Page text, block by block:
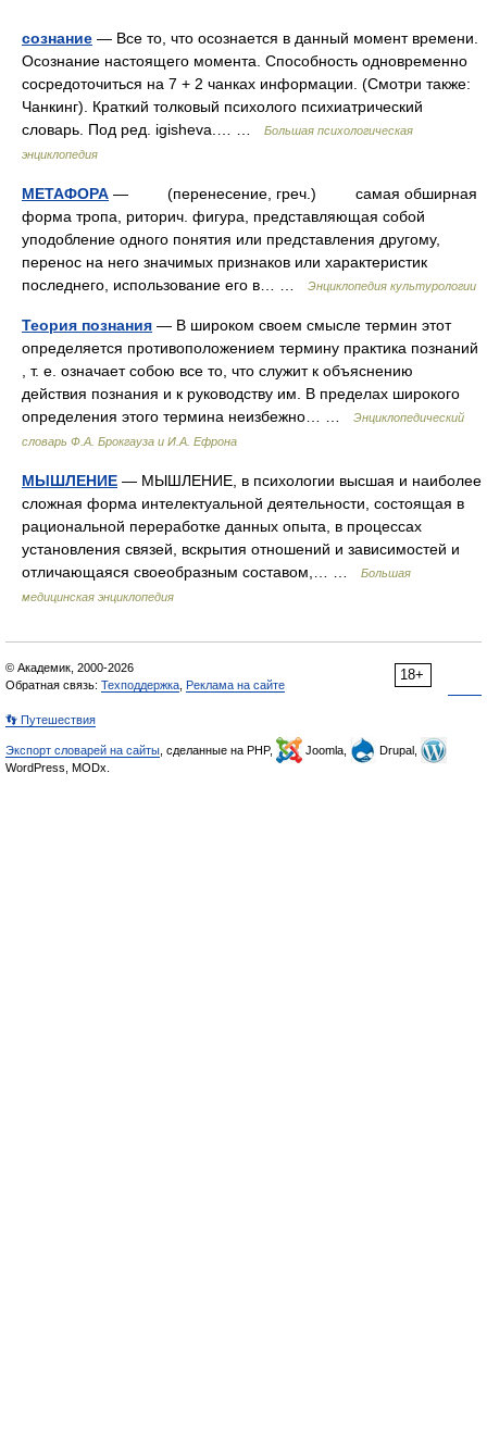
сознание — Все то, что осознается в данный момент времени.
Осознание настоящего момента. Способность одновременно
сосредоточиться на 7 + 2 чанках информации. (Смотри также:
Чанкинг). Краткий толковый психолого психиатрический
словарь. Под ред. igisheva.… …
Большая психологическая
энциклопедия
МЕТАФОРА — (перенесение, греч.) самая обширная
форма тропа, риторич. фигура, представляющая собой
уподобление одного понятия или представления другому,
перенос на него значимых признаков или характеристик
последнего, использование его в… …
Энциклопедия культурологии
Теория познания — В широком своем смысле термин этот
определяется противоположением термину практика познаний
, т. е. означает собою все то, что служит к объяснению
действия познания и к руководству им. В пределах широкого
определения этого термина неизбежно… …
Энциклопедический
словарь Ф.А. Брокгауза и И.А. Ефрона
МЫШЛЕНИЕ — МЫШЛЕНИЕ, в психологии высшая и наиболее
сложная форма интелектуальной деятельности, состоящая в
рациональной переработке данных опыта, в процессах
установления связей, вскрытия отношений и зависимостей и
отличающаяся своеобразным составом,… …
Большая
медицинская энциклопедия
18+
© Академик, 2000-2026
Обратная связь: Техподдержка Реклама на сайте
👣 Путешествия
Экспорт словарей на сайты , сделанные на PHP, Joomla,
Drupal,
WordPress, MODx.